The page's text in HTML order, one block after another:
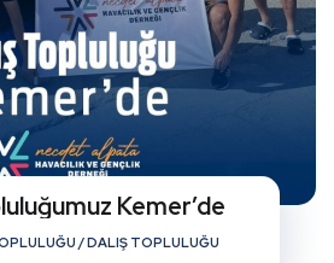
Kemer’de
/DALIŞ TOPLULUĞU